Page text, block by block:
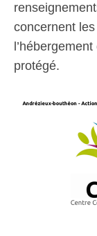
concernent
protégé.